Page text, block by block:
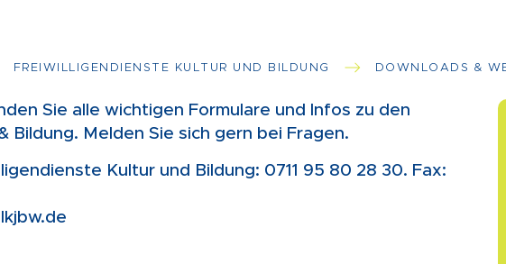
FREIWILLIGENDIENSTE KULTUR UND BILDUNG DOWNLOADS &
Sie alle wichtigen Formulare und Infos zu den
Bildung. Melden Sie sich gern bei Fragen.
Kultur und Bildung: 0711 95 80 28 30. Fax: